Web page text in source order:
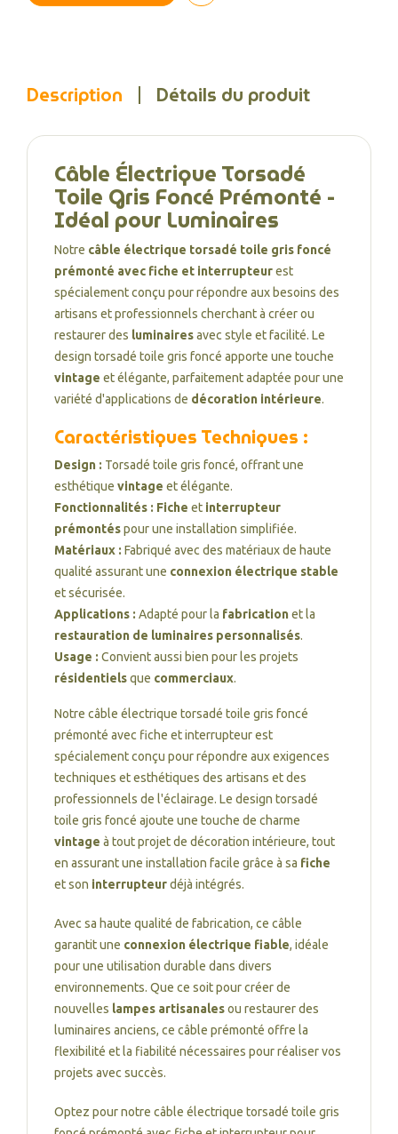
Description Détails du produit
Câble Électrique Torsadé
Toile Gris Foncé Prémonté -
Idéal pour Luminaires
Notre câble électrique torsadé toile gris foncé
prémonté avec fiche et interrupteurest
spécialement conçu pour répondre aux besoins des
artisans et professionnels cherchant à créer ou
restaurer des luminairesavec style et facilité. Le
design torsadé toile gris foncé apporte une touche
vintage et élégante, parfaitement adaptée pour une
variété d'applications de décoration intérieure.
Caractéristiques Techniques :
Design : Torsadé toile gris foncé, offrant une
esthétique vintage et élégante.
Fonctionnalités : Fiche et interrupteur
prémontéspour une installation simplifiée.
Matériaux : Fabriqué avec des matériaux de haute
qualité assurant une connexion électrique stable
et sécurisée.
Applications : Adapté pour la fabricationet la
restauration de luminaires personnalisés.
Usage : Convient aussi bien pour les projets
résidentielsque commerciaux.
Notre câble électrique torsadé toile gris foncé
prémonté avec fiche et interrupteur est
spécialement conçu pour répondre aux exigences
techniques et esthétiques des artisans et des
professionnels de l'éclairage. Le design torsadé
toile gris foncé ajoute une touche de charme
vintage à tout projet de décoration intérieure, tout
en assurant une installation facile grâce à sa fiche
et son interrupteurdéjà intégrés.
Avec sa haute qualité de fabrication, ce câble
garantit une connexion électrique fiable, idéale
pour une utilisation durable dans divers
environnements. Que ce soit pour créer de
nouvelles lampes artisanalesou restaurer des
luminaires anciens, ce câble prémonté offre la
flexibilité et la fiabilité nécessaires pour réaliser vos
projets avec succès.
Optez pour notre câble électrique torsadé toile gris